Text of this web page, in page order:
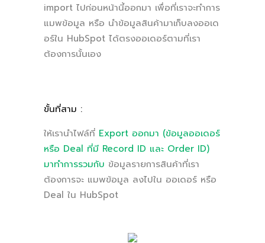
import ไปก่อนหน้านี้ออกมา เพื่อที่เราจะทำการ
แมพข้อมูล หรือ นำข้อมูลสินค้ามาเก็บลงออเด
อร์ใน HubSpot ได้ตรงออเดอร์ตามที่เรา
ต้องการนั้นเอง
ขั้นที่สาม :
ให้เรานำไฟล์ที่ Export ออกมา (ข้อมูลออเดอร์
หรือ Deal ที่มี Record ID และ Order ID)
มาทำการรวมกับ ข้อมูลรายการสินค้าที่เรา
ต้องการจะ แมพข้อมูล ลงไปใน ออเดอร์ หรือ
Deal ใน HubSpot